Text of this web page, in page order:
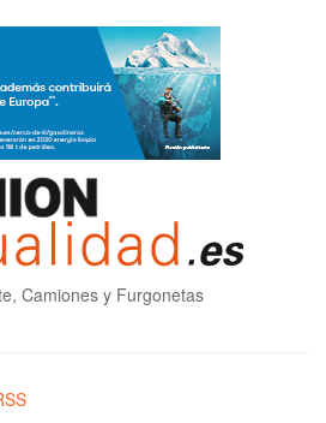
Camiones y Furgonetas